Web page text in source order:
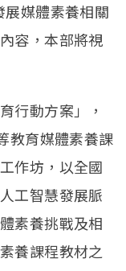
媒體素養相關
容，本部將視
行動方案」，
教育媒體素養課
作坊，以全國
工智慧發展脈
素養挑戰及相
養課程教材之